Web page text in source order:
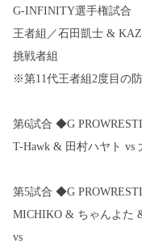
G-INFINITY選手権試合
王者組／石田凱士 &
挑戦者組
※第11代王者組2度目の
第6試合 ◆G
T-Hawk & 田村ハヤト vs
第5試合 ◆G
MICHIKO & ちゃんよた
vs